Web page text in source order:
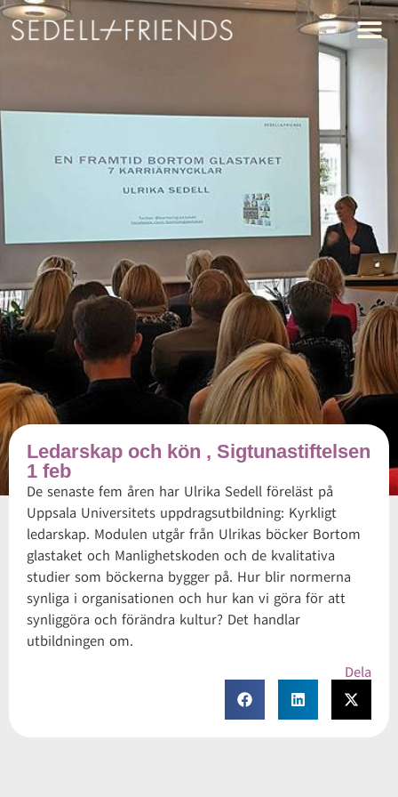
Ledarskap och kön , Sigtunastiftelsen
1 feb
De senaste fem åren har Ulrika Sedell föreläst på
Uppsala Universitets uppdragsutbildning: Kyrkligt
ledarskap. Modulen utgår från Ulrikas böcker Bortom
glastaket och Manlighetskoden och de kvalitativa
studier som böckerna bygger på. Hur blir normerna
synliga i organisationen och hur kan vi göra för att
synliggöra och förändra kultur? Det handlar
utbildningen om.
Dela